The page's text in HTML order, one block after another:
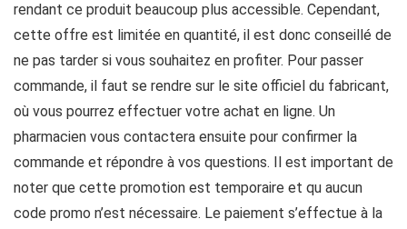
rendant ce produit beaucoup plus accessible. Cependant,
cette offre est limitée en quantité, il est donc conseillé de
ne pas tarder si vous souhaitez en profiter. Pour passer
commande, il faut se rendre sur le site officiel du fabricant,
où vous pourrez effectuer votre achat en ligne. Un
pharmacien vous contactera ensuite pour confirmer la
commande et répondre à vos questions. Il est important de
noter que cette promotion est temporaire et qu aucun
code promo n’est nécessaire. Le paiement s’effectue à la